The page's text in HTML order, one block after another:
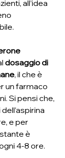
all’idea
dosaggio di
, il che è
un farmaco
Si pensi che,
e per
è
4-8 ore.